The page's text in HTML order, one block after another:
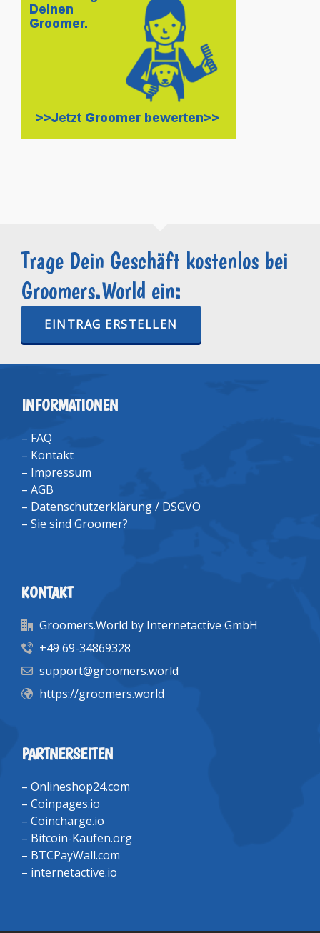
Trage Dein Geschäft kostenlos bei
Groomers.World ein:
EINTRAG ERSTELLEN
INFORMATIONEN
– FAQ
– Kontakt
– Impressum
– AGB
– Datenschutzerklärung / DSGVO
– Sie sind Groomer?
KONTAKT
Groomers.World by Internetactive GmbH
+49 69-34869328
support@groomers.world
https://groomers.world
PARTNERSEITEN
– Onlineshop24.com
– Coinpages.io
– Coincharge.io
– Bitcoin-Kaufen.org
– BTCPayWall.com
– internetactive.io